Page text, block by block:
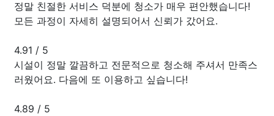
정말 친절한 서비스 덕분에 청소가 매우 편안했습니다!
모든 과정이 자세히 설명되어서 신뢰가 갔어요.
4.91 / 5
시설이 정말 깔끔하고 전문적으로 청소해 주셔서 만족스
러웠어요. 다음에 또 이용하고 싶습니다!
4.89 / 5